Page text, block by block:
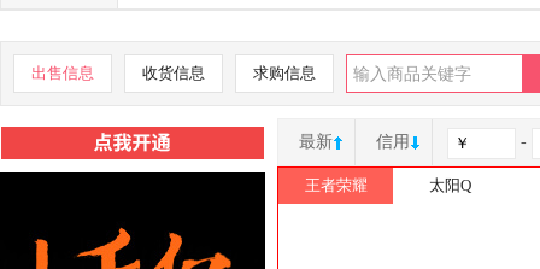
出售信息 收货信息 求购信息
最新 信用 -
王者荣耀 太阳Q